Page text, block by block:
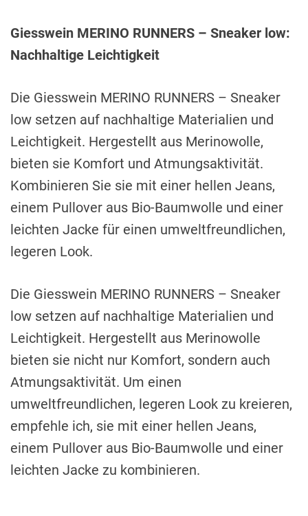
Giesswein MERINO RUNNERS – Sneaker low:
Nachhaltige Leichtigkeit
Die Giesswein MERINO RUNNERS – Sneaker
low setzen auf nachhaltige Materialien und
Leichtigkeit. Hergestellt aus Merinowolle,
bieten sie Komfort und Atmungsaktivität.
Kombinieren Sie sie mit einer hellen Jeans,
einem Pullover aus Bio-Baumwolle und einer
leichten Jacke für einen umweltfreundlichen,
legeren Look.
Die Giesswein MERINO RUNNERS – Sneaker
low setzen auf nachhaltige Materialien und
Leichtigkeit. Hergestellt aus Merinowolle
bieten sie nicht nur Komfort, sondern auch
Atmungsaktivität. Um einen
umweltfreundlichen, legeren Look zu kreieren,
empfehle ich, sie mit einer hellen Jeans,
einem Pullover aus Bio-Baumwolle und einer
leichten Jacke zu kombinieren.